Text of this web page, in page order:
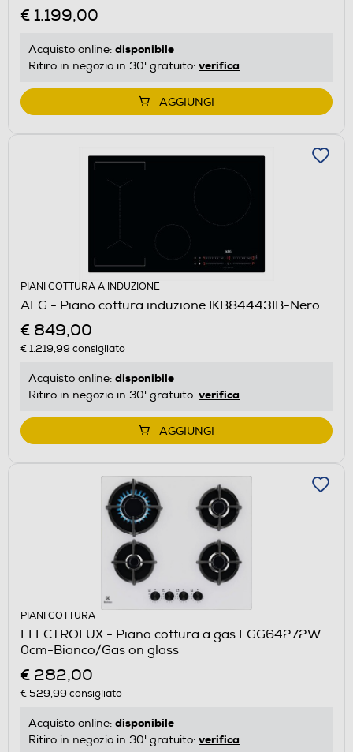
€ 1.199,00
Acquisto online: disponibile
Ritiro in negozio in 30' gratuito: verifica
AGGIUNGI
PIANI COTTURA A INDUZIONE
AEG - Piano cottura induzione IKB84443IB-Nero
€ 849,00
€ 1.219,99 consigliato
Acquisto online: disponibile
Ritiro in negozio in 30' gratuito: verifica
AGGIUNGI
PIANI COTTURA
ELECTROLUX - Piano cottura a gas EGG64272W
0cm-Bianco/Gas on glass
€ 282,00
€ 529,99 consigliato
Acquisto online: disponibile
Ritiro in negozio in 30' gratuito: verifica